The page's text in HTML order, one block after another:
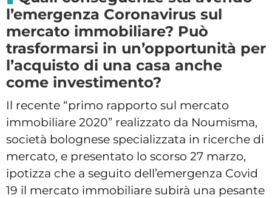
l’emergenza Coronavirus sul
mercato immobiliare? Può
trasformarsi in un’opportunità per
l’acquisto di una casa anche
come investimento?
Il recente “primo rapporto sul mercato
immobiliare 2020” realizzato da Noumisma,
società bolognese specializzata in ricerche di
mercato, e presentato lo scorso 27 marzo,
ipotizza che a seguito dell’emergenza Covid
19 il mercato immobiliare subirà una pesante